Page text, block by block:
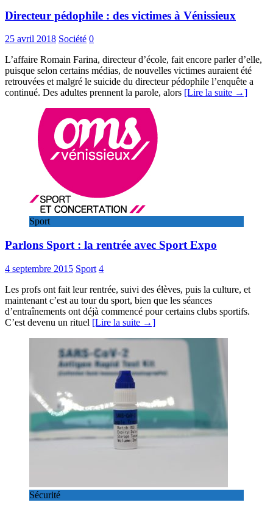
Directeur pédophile : des victimes à Vénissieux
25 avril 2018 Société 0
L’affaire Romain Farina, directeur d’école, fait encore parler d’elle,
puisque selon certains médias, de nouvelles victimes auraient été
retrouvées et malgré le suicide du directeur pédophile l’enquête a
continué. Des adultes prennent la parole, alors [Lire la suite →]
Sport
Parlons Sport : la rentrée avec Sport Expo
4 septembre 2015 Sport 4
Les profs ont fait leur rentrée, suivi des élèves, puis la culture, et
maintenant c’est au tour du sport, bien que les séances
d’entraînements ont déjà commencé pour certains clubs sportifs.
C’est devenu un rituel [Lire la suite →]
Sécurité